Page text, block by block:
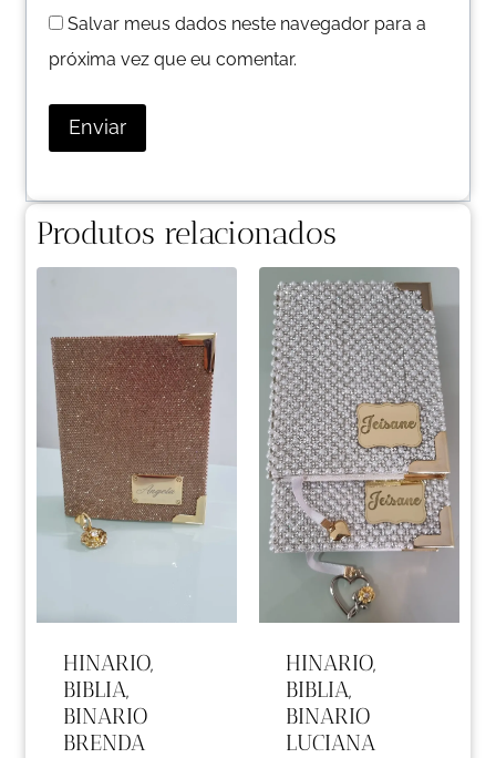
Salvar meus dados neste navegador para a
próxima vez que eu comentar.
Produtos relacionados
HINARIO,
BIBLIA,
BINARIO
BRENDA
HINARIO,
BIBLIA,
BINARIO
LUCIANA